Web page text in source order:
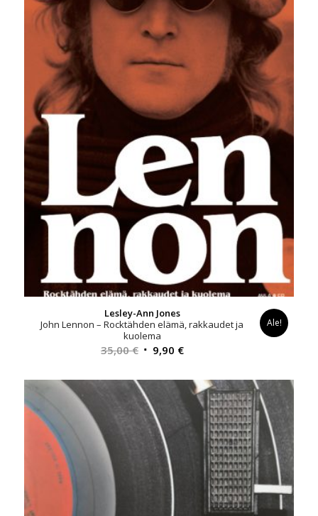
Lesley-Ann Jones
John Lennon – Rocktähden elämä, rakkaudet ja
kuolema
35,00€ Alkuperäinen
oli:
35,00 €.
9,90 €Nykyinen
on:
9,90 €.
Ale!